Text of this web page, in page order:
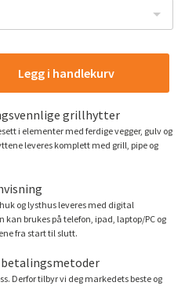
Legg i handlekurv
grillhytter
i elementer med ferdige vegger, gulv og
leveres komplett med grill, pipe og
og lysthus leveres med digital
brukes på telefon, ipad, laptop/PC og
fra start til slutt.
Derfor tilbyr vi deg markedets beste og